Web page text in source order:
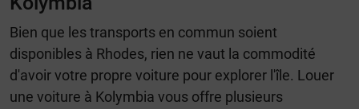
Bien que les transports en commun soient
disponibles à Rhodes, rien ne vaut la commodité
d'avoir votre propre voiture pour explorer l'île. Louer
une voiture à Kolymbia vous offre plusieurs